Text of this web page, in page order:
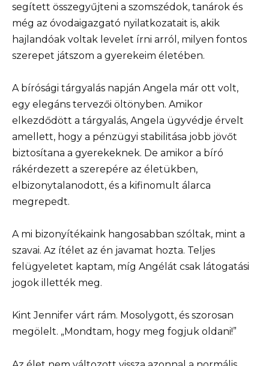
segített összegyűjteni a szomszédok, tanárok és
még az óvodaigazgató nyilatkozatait is, akik
hajlandóak voltak levelet írni arról, milyen fontos
szerepet játszom a gyerekeim életében.
A bírósági tárgyalás napján Angela már ott volt,
egy elegáns tervezői öltönyben. Amikor
elkezdődött a tárgyalás, Angela ügyvédje érvelt
amellett, hogy a pénzügyi stabilitása jobb jövőt
biztosítana a gyerekeknek. De amikor a bíró
rákérdezett a szerepére az életükben,
elbizonytalanodott, és a kifinomult álarca
megrepedt.
A mi bizonyítékaink hangosabban szóltak, mint a
szavai. Az ítélet az én javamat hozta. Teljes
felügyeletet kaptam, míg Angélát csak látogatási
jogok illették meg.
Kint Jennifer várt rám. Mosolygott, és szorosan
megölelt. „Mondtam, hogy meg fogjuk oldani!”